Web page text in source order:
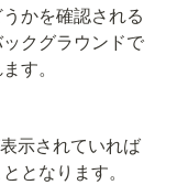
かを確認される
クグラウンドで
す。
示されていれば
となります。